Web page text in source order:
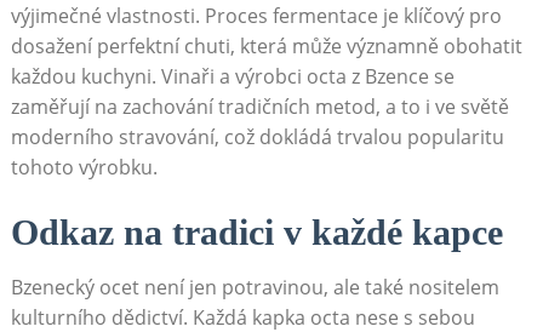
výjimečné vlastnosti. Proces fermentace ‍je klíčový⁢ pro
dosažení perfektní chuti, ​která⁣ může významně obohatit
každou kuchyni. Vinaři a výrobci octa z ⁤Bzence se
zaměřují na zachování tradičních metod,⁢ a to i ve světě
moderního ‍stravování, což dokládá ⁢trvalou popularitu
tohoto výrobku.
Odkaz na tradici v ‍každé kapce
Bzenecký ocet není jen potravinou, ale také nositelem
⁣kulturního⁤ dědictví.⁣ Každá kapka octa​ nese s​ sebou